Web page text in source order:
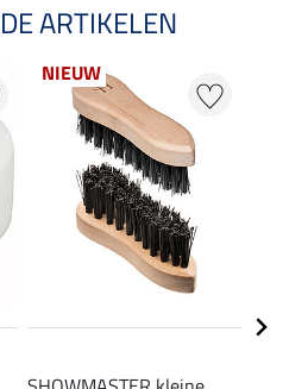
ARTIKELEN
NIEUW